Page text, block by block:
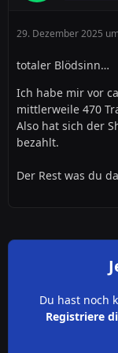
Odrer will mir
Vielleicht ist es
über 300 Steine
erhalten.
Und nein
lg und frohe
29. Dezember 2025
totaler Blödsinn…
Ich habe mir vor
mittlerweile 470
Also hat sich der
bezahlt.
Der Rest was du
Du hast noch
Registriere